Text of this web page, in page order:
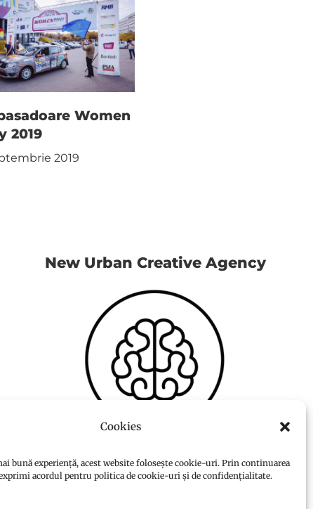
Cookies
bună experiență, acest website folosește cookie-uri. Prin continuarea
acordul pentru politica de cookie-uri și de confidențialitate.
Women
2019
2019
New Urban Creative Agency